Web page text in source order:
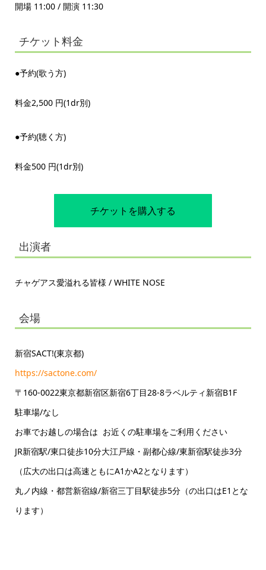
開場 11:00 / 開演 11:30
チケット料金
●予約(歌う方)
料金2,500 円(1dr別)
●予約(聴く方)
料金500 円(1dr別)
チケットを購入する
出演者
チャゲアス愛溢れる皆様 / WHITE NOSE
会場
新宿SACT!(東京都)
https://sactone.com/
〒160-0022東京都新宿区新宿6丁目28-8ラベルティ新宿B1F
駐車場/なし
お車でお越しの場合は お近くの駐車場をご利用ください
JR新宿駅/東口徒歩10分大江戸線・副都心線/東新宿駅徒歩3分
（広大の出口は高速ともにA1かA2となります）
丸ノ内線・都営新宿線/新宿三丁目駅徒歩5分（の出口はE1とな
ります）